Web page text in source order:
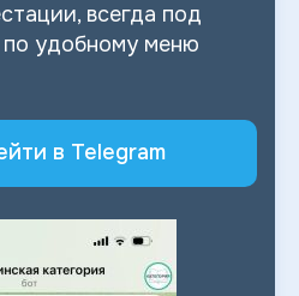
всегда под
удобному меню
в Telegram